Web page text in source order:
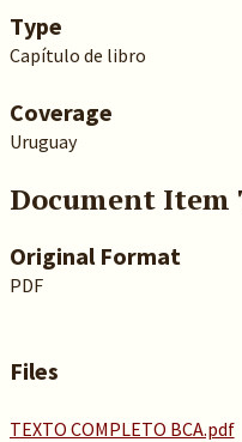
Type
Capítulo de libro
Coverage
Uruguay
Document Item
Original Format
PDF
Files
TEXTO COMPLETO BCA.pdf